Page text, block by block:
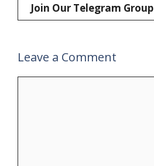
Join Our Telegram Group
Leave a Comment